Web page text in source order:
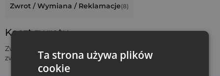
Zwrot / Wymiana / Reklamacje(8)
Koszt zwrotu
Zwrot jest darmowy, klient ponosi jedynie koszty przesyłki
zwrotnej.
Ta strona używa plików
cookie